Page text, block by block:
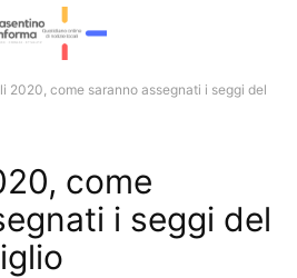
2020, come saranno assegnati i seggi del
come
i seggi del